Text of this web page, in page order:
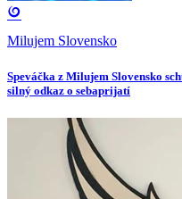
Milujem Slovensko
Speváčka z Milujem Slovensko
silný odkaz o sebaprijatí